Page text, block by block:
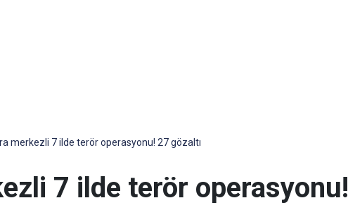
merkezli 7 ilde terör operasyonu! 27 gözaltı
7 ilde terör operasyonu!